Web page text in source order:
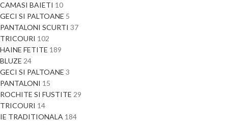
CAMASI BAIETI 10
GECI SI PALTOANE 5
PANTALONI SCURTI 37
TRICOURI 102
HAINE FETITE 189
BLUZE 24
GECI SI PALTOANE 3
PANTALONI 15
ROCHITE SI FUSTITE 29
TRICOURI 14
IE TRADITIONALA 184